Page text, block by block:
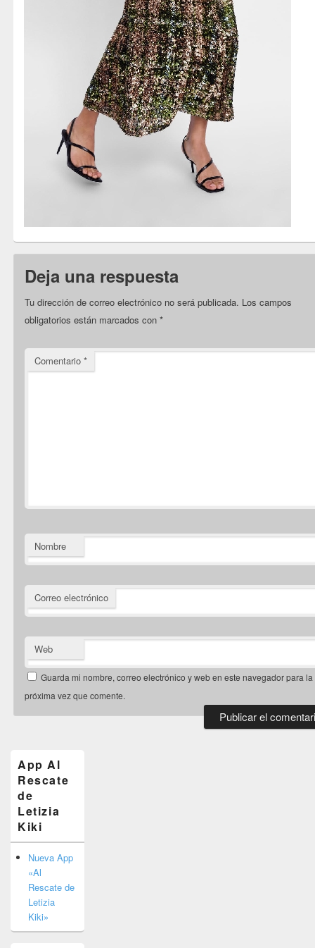
Deja una respuesta
Tu dirección de correo electrónico no será publicada. Los campos
obligatorios están marcados con*
Comentario*
Nombre
Correo electrónico
Web
Guarda mi nombre, correo electrónico y web en este navegador para la
próxima vez que comente.
widget
barra
lateral
primaria
App Al
Rescate
de
Letizia
Kiki
Nueva App
«Al
Rescate de
Letizia
Kiki»